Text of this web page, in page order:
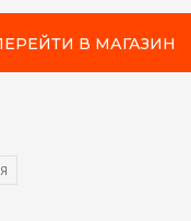
В МАГАЗИН